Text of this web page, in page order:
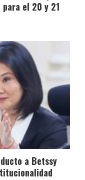
para el 20 y 21
a Betssy